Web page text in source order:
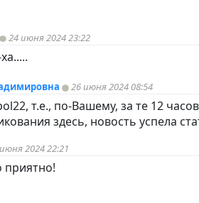
24 июня 2024 23:22
26 июня 2024 08:54
т.е., по-Вашему, за те 12
здесь, новость успела
2024 22:21
приятно!